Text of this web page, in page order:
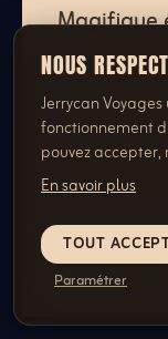
NOUS
Jerrycan
fonctionnement
pouvez
En savoir plus
TOUT
Paramétrer
Magifique
sur la
à Jeri.
Jeri avec
En lire